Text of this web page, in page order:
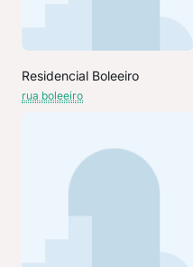
Residencial Boleeiro
rua boleeiro